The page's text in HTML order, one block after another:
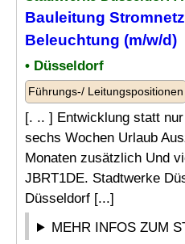
Bauleitung Stromnetz
Beleuchtung (m/w/d)
• Düsseldorf
Führungs-/ Leitungspositionen
[. .. ] Entwicklung statt
sechs Wochen Urlaub
Monaten zusätzlich Und
JBRT1DE. Stadtwerke
Düsseldorf [...]
MEHR INFOS ZUM